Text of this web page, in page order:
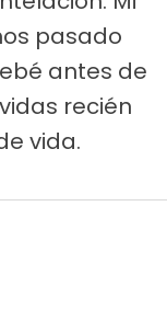
pasado
antes de
recién
vida.